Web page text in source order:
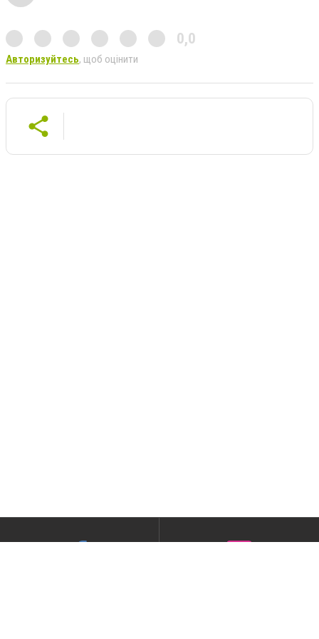
0,0
Авторизуйтесь, щоб оцінити